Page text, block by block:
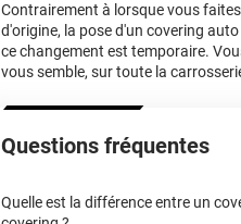
Contrairement à lorsque vous
d'origine, la pose d'un covering
ce changement est temporaire.
vous semble, sur toute la
Questions fréquentes
Quelle est la différence entre un